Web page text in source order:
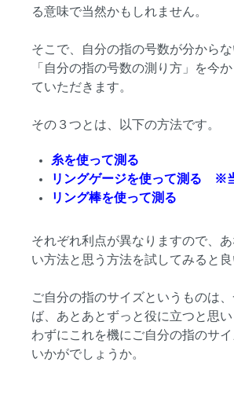
る意味で当然かもしれません。
そこで、自分の指の号数が分からな
「自分の指の号数の測り方」を今
ていただきます。
その３つとは、以下の方法です。
糸を使って測る
リングゲージを使って測る ※
リング棒を使って測る
それぞれ利点が異なりますので、
い方法と思う方法を試してみると良
ご自分の指のサイズというものは
ば、あとあとずっと役に立つと思
わずにこれを機にご自分の指のサ
いかがでしょうか。